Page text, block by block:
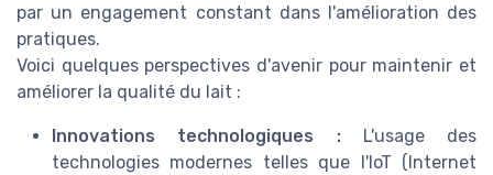
par un engagement constant dans l'amélioration des
pratiques.
Voici quelques perspectives d'avenir pour maintenir et
améliorer la qualité du lait :
Innovations technologiques :L'usage des
technologies modernes telles que l'IoT (Internet